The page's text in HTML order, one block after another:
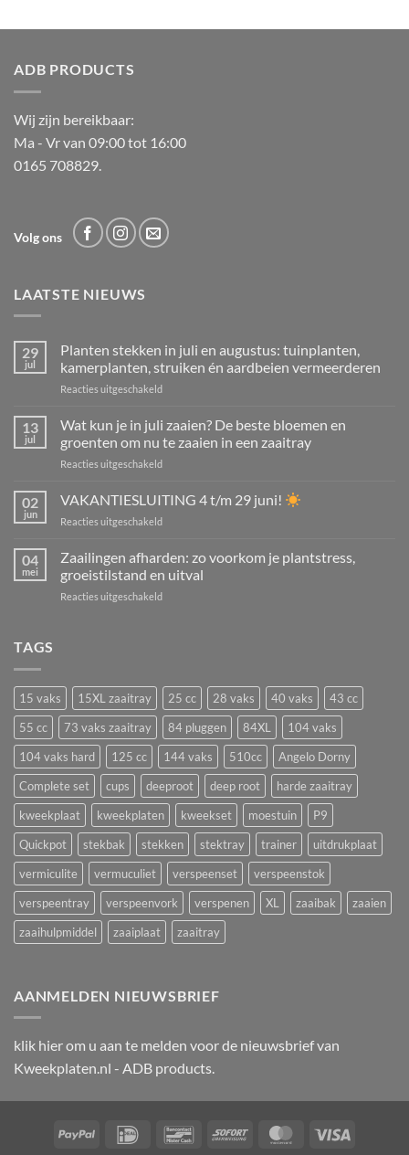
ADB PRODUCTS
Wij zijn bereikbaar:
Ma - Vr van 09:00 tot 16:00
0165 708829.
Volg ons
LAATSTE NIEUWS
29
jul
Planten stekken in juli en augustus: tuinplanten,
kamerplanten, struiken én aardbeien vermeerderen
Reacties uitgeschakeldvoor
stekken
juli
en
tuinplanten,
struiken
aardbeien
vermeerderen
13
jul
Wat kun je in juli zaaien? De beste bloemen en
groenten om nu te zaaien in een zaaitray
Reacties uitgeschakeldvoor
kun
in
zaaien?
De
bloemen
zaaien
in
een
zaaitray
02
jun
VAKANTIESLUITING 4 t/m 29 juni!
Reacties uitgeschakeldvoor
29
juni!
04
mei
Zaailingen afharden: zo voorkom je plantstress,
groeistilstand en uitval
Reacties uitgeschakeldvoor
plantstress,
groeistilstand
en
uitval
TAGS
15 vaks 15XL zaaitray 25 cc 28 vaks 40 vaks
43 cc
55 cc
73 vaks zaaitray 84 pluggen 84XL
104 vaks
104 vaks hard
125 cc 144 vaks 510cc
Angelo Dorny
Complete set
cups deeproot deep root
harde zaaitray
kweekplaat
kweekplaten kweekset moestuin
P9
Quickpot
stekbak stekken stektray trainer
uitdrukplaat
vermiculite
vermuculiet verspeenset
verspeenstok
verspeentray
verspeenvork verspenen XL zaaibak
zaaien
zaaihulpmiddel
zaaiplaat zaaitray
AANMELDEN NIEUWSBRIEF
klik hierom u aan te melden voor de nieuwsbrief van
Kweekplaten.nl - ADB products.
PayPal IDeal BancontactSofort MasterCard